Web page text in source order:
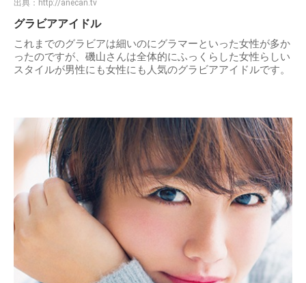
出典： http://anecan.tv
グラビアアイドル
これまでのグラビアは細いのにグラマーといった女性が多か
ったのですが、磯山さんは全体的にふっくらした女性らしい
スタイルが男性にも女性にも人気のグラビアアイドルです。